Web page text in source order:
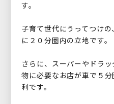
す。
子育て世代にうってつけ
に２０分圏内の立地です。
さらに、スーパーやドラ
物に必要なお店が車で５
利です。